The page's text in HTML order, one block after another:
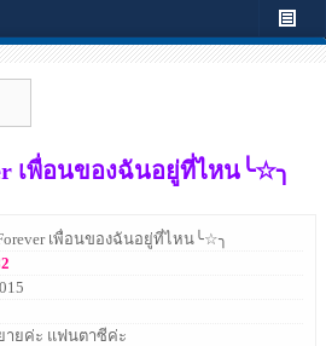
เพื่อนของฉันอยู่ที่ไหน╰☆╮
เพื่อนของฉันอยู่ที่ไหน╰☆╮
ายค่ะ แฟนตาซีค่ะ